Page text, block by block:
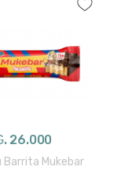
26.000
Barrita Mukebar